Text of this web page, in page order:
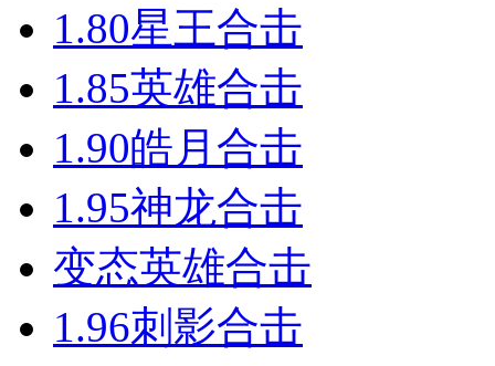
1.80星王合击
1.85英雄合击
1.90皓月合击
1.95神龙合击
变态英雄合击
1.96刺影合击